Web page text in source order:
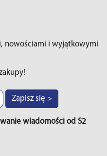
nowościami i wyjątkowymi
Zapisz się >
wiadomości od S2